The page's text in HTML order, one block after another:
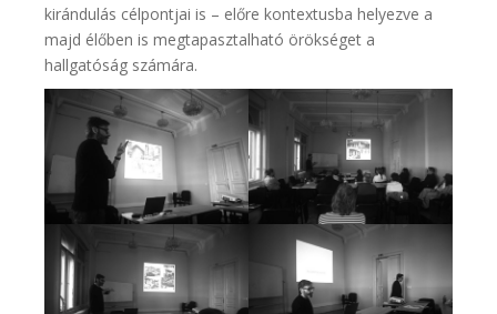
kirándulás célpontjai is – előre kontextusba helyezve a
majd élőben is megtapasztalható örökséget a
hallgatóság számára.